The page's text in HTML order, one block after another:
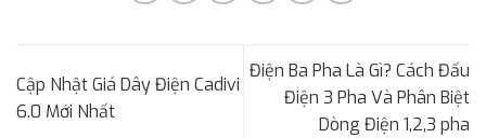
Cập Nhật Giá Dây Điện Cadivi
6.0 Mới Nhất
Điện Ba Pha Là Gì? Cách Đấu
Điện 3 Pha Và Phân Biệt
Dòng Điện 1,2,3 pha